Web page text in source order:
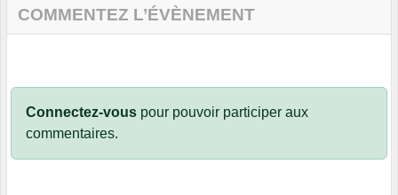
COMMENTEZ L’ÉVÈNEMENT
Connectez-vous pour pouvoir participer aux
commentaires.